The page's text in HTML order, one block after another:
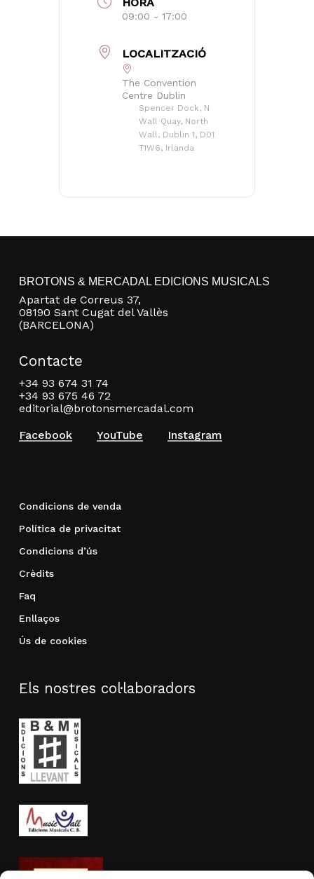
HORA
09:00 - 17:00
LOCALITZACIÓ
The Convention
Centre Dublin
Spencer Dock, N
Wall Quay, North
Wall, Dublin 1, D01
T1W6, Irlanda
BROTONS & MERCADAL EDICIONS MUSICALS
Apartat de Correus 37,
08190 Sant Cugat del Vallès
(BARCELONA)
Contacte
+34 93 674 31 74
+34 93 675 46 72
editorial@brotonsmercadal.com
Facebook
YouTube Instagram
Condicions de venda
Política de privacitat
Condicions d’ús
Crèdits
Faq
Enllaços
Ús de cookies
Els nostres col·laboradors